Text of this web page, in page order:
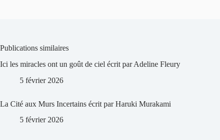
Publications similaires
Ici les miracles ont un goût de ciel écrit par Adeline Fleury
5 février 2026
La Cité aux Murs Incertains écrit par Haruki Murakami
5 février 2026